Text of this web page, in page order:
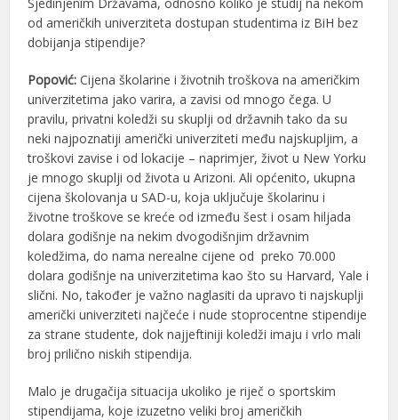
od američkih univerziteta dostupan studentima iz BiH bez
dobijanja stipendije?
Popović: Cijena školarine i životnih troškova na američkim
univerzitetima jako varira, a zavisi od mnogo čega. U
pravilu, privatni koledži su skuplji od državnih tako da su
neki najpoznatiji američki univerziteti među najskupljim, a
troškovi zavise i od lokacije – naprimjer, život u New Yorku
je mnogo skuplji od života u Arizoni. Ali općenito, ukupna
cijena školovanja u SAD-u, koja uključuje školarinu i
životne troškove se kreće od između šest i osam hiljada
dolara godišnje na nekim dvogodišnjim državnim
koledžima, do nama nerealne cijene od preko 70.000
dolara godišnje na univerzitetima kao što su Harvard, Yale i
slični. No, također je važno naglasiti da upravo ti najskuplji
američki univerziteti najčeće i nude stoprocentne stipendije
za strane studente, dok najjeftiniji koledži imaju i vrlo mali
broj prilično niskih stipendija.
Malo je drugačija situacija ukoliko je riječ o sportskim
stipendijama, koje izuzetno veliki broj američkih